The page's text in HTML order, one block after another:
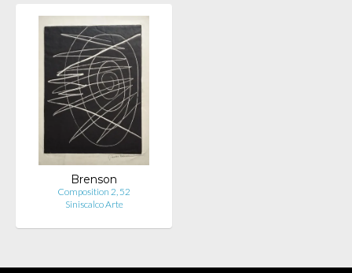
Brenson
Composition 2, 52
Siniscalco Arte